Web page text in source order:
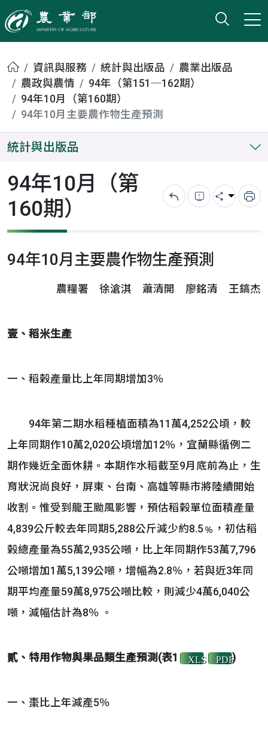
農業部
打開
小版
首頁資訊與服務 統計與出版品
農業出版品
農政與農情
94年（第151─162期）
94年10月（第160期）
94年10月主要農作物生產預測
統計與出版品
94年10月（第
160期）
回上一頁錯誤回報
分享 列
94年10月主要農作物生產預測
農糧署 徐滄淇 蕭清開 廖銘清 王鎬杰
壹、稻米生產
一、稻榖產量比上年同期增加3％
94年第二期水稻種植面積為11萬4,252公頃，較
上年同期作10萬2,020公頃增加12％，宜蘭縣循例二
期作幾近全面休耕。本期作水稻截至9月底前為止，生
育狀況尚良好，屏東、台南、高雄等縣市將陸續開始
收割。惟受到龍王颱風影響，預估稻榖單位面積產量
4,839公斤較去年同期5,288公斤減少約8.5﹪，初估稻
榖總產量為55萬2,935公噸，比上年同期作53萬7,796
公噸增加1萬5,139公噸，增幅為2.8％，若與近3年同
期平均產量59萬8,975公噸比較，則減少4萬6,040公
噸，減幅估計為8％ 。
貳、特用作物與果品類生產預測(表1 XLS PDF)
一、棗比上年減產5％